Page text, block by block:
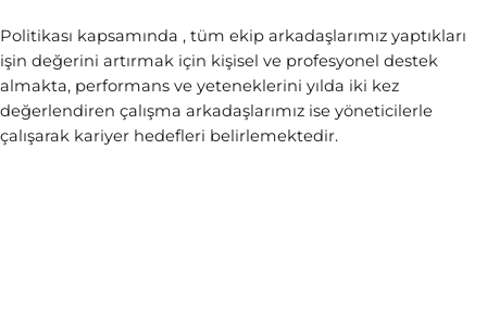
Politikası kapsamında , tüm ekip arkadaşlarımız yaptıkları
işin değerini artırmak için kişisel ve profesyonel destek
almakta, performans ve yeteneklerini yılda iki kez
değerlendiren çalışma arkadaşlarımız ise yöneticilerle
çalışarak kariyer hedefleri belirlemektedir.